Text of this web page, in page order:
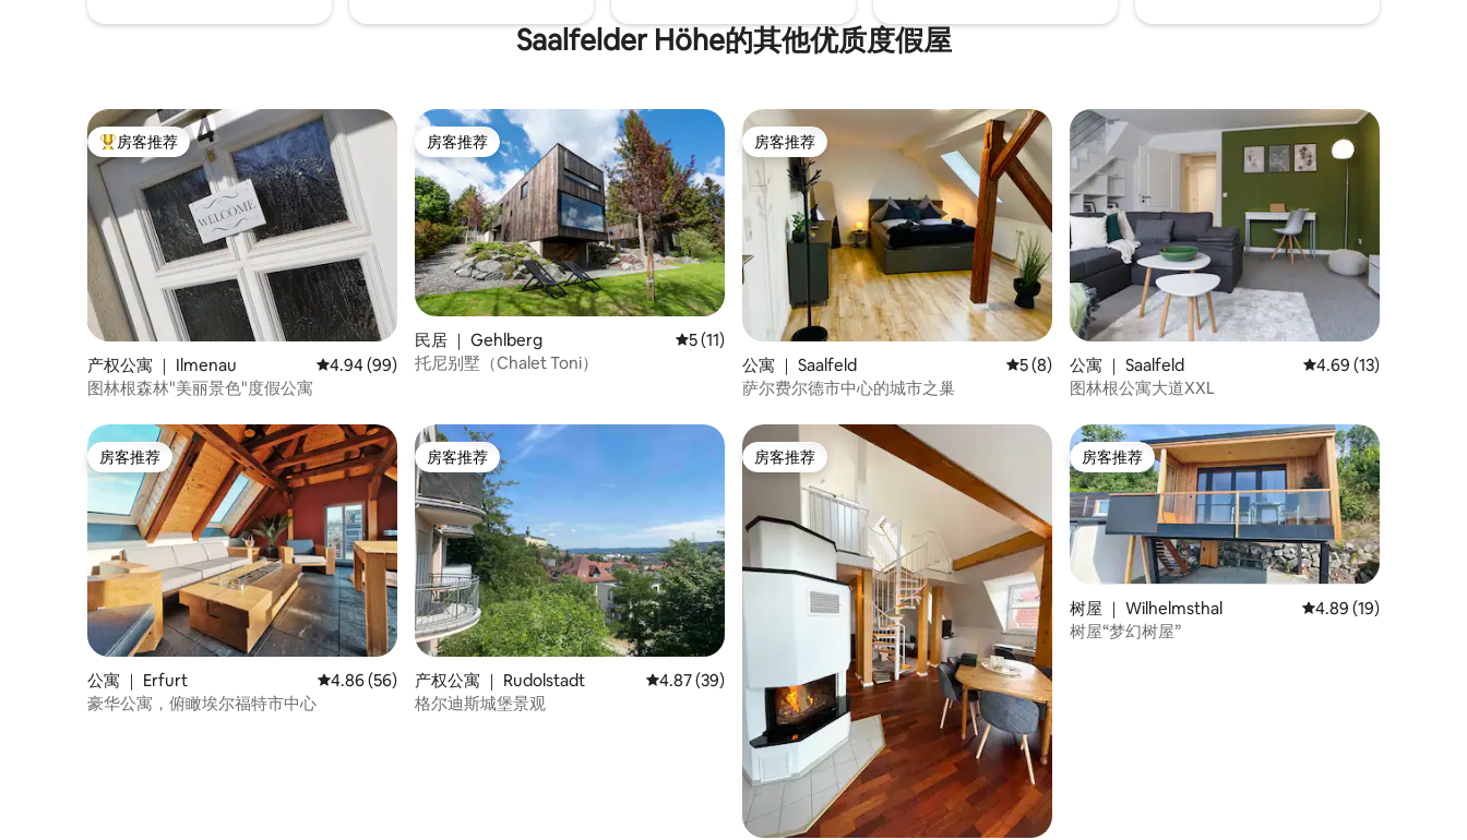
Saalfelder Höhe的其他优质度假屋
热门「房客推荐」
房客推荐
产权公寓 ｜ Ilmenau 平均评分 4.94 分（满分 5 分），共 99 条评价
4.94 (99)
图林根森林"美丽景色"度假公寓
房客推荐
房客推荐
民居 ｜ Gehlberg 平均评分 5 分（满分 5 分），共 11 条评价
5 (11)
托尼别墅（Chalet Toni）
房客推荐
房客推荐
公寓 ｜ Saalfeld 平均评分 5 分（满分 5 分），共 8 条评价
5 (8)
萨尔费尔德市中心的城市之巢
公寓 ｜ Saalfeld 平均评分 4.69 分（满
4.69 (13)
图林根公寓大道XXL
房客推荐
房客推荐
公寓 ｜ Erfurt 平均评分 4.86 分（满分 5 分），共 56 条评价
4.86 (56)
豪华公寓，俯瞰埃尔福特市中心
房客推荐
房客推荐
产权公寓 ｜ Rudolstadt 平均评分 4.87 分（满分 5 分），共 39 条评价
4.87 (39)
格尔迪斯城堡景观
房客推荐
房客推荐 房客推荐
房客推荐
树屋 ｜ Wilhelmsthal 平均评分 4.89 分（满
4.89 (19)
树屋“梦幻树屋”